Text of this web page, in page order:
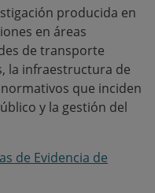
producida en
en áreas
de transporte
la infraestructura de
que inciden
y la gestión del
de Evidencia de